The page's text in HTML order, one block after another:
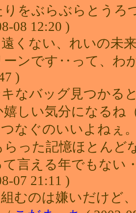
りをぶらぶらとうろ
08 12:20 )
くない、れいの未
ーンです‥って、わ
)
キなバッグ見つか
嬉しい気分になる
なぐのいいよねぇ
らった記憶ほとんど
て言える年でもない
07 21:11 )
むのは嫌いだけど